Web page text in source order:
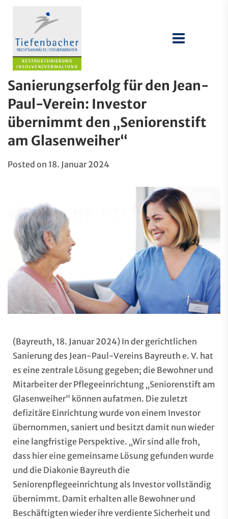
Sanierungserfolg für den Jean-
Paul-Verein: Investor
übernimmt den „Seniorenstift
am Glasenweiher“
Posted on 18. Januar 2024
(Bayreuth, 18. Januar 2024) In der gerichtlichen
Sanierung des Jean-Paul-Vereins Bayreuth e. V. hat
es eine zentrale Lösung gegeben; die Bewohner und
Mitarbeiter der Pflegeeinrichtung „Seniorenstift am
Glasenweiher“ können aufatmen. Die zuletzt
defizitäre Einrichtung wurde von einem Investor
übernommen, saniert und besitzt damit nun wieder
eine langfristige Perspektive. „Wir sind alle froh,
dass hier eine gemeinsame Lösung gefunden wurde
und die Diakonie Bayreuth die
Seniorenpflegeeinrichtung als Investor vollständig
übernimmt. Damit erhalten alle Bewohner und
Beschäftigten wieder ihre verdiente Sicherheit und